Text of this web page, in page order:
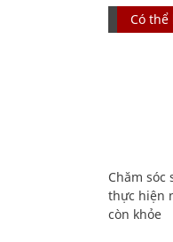
Có
Chăm sóc
thực hiện
còn khỏe